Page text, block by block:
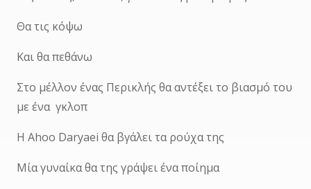
Θα τις κόψω
Και θα πεθάνω
Στο μέλλον ένας Περικλής θα αντέξει το βιασμό του
με ένα γκλοπ
Η Αhoo Daryaei θα βγάλει τα ρούχα της
Μία γυναίκα θα της γράψει ένα ποίημα